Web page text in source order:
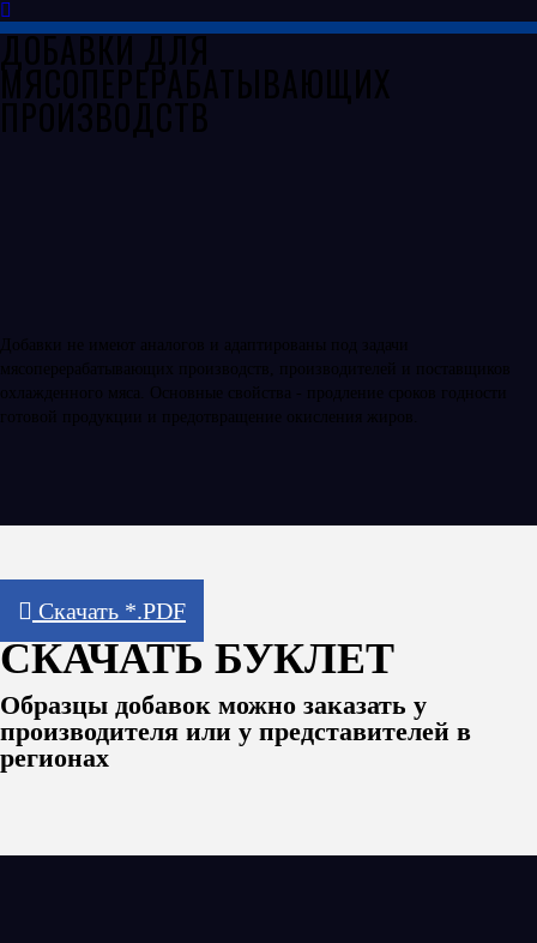
ДОБАВКИ ДЛЯ
МЯСОПЕРЕРАБАТЫВАЮЩИХ
ПРОИЗВОДСТВ
Добавки не имеют аналогов и адаптированы под задачи
мясоперерабатывающих производств, производителей и поставщиков
охлажденного мяса. Основные свойства - продление сроков годности
готовой продукции и предотвращение окисления жиров.
Скачать *.PDF
СКАЧАТЬ БУКЛЕТ
Образцы добавок можно заказать у
производителя или у представителей в
регионах